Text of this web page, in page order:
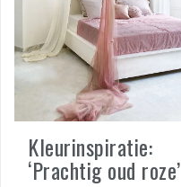
Kleurinspiratie:
‘Prachtig oud roze’